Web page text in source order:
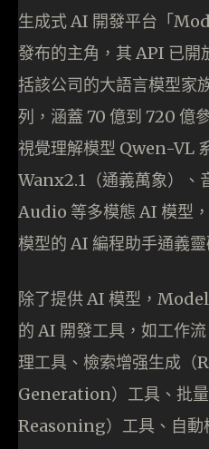
生成式 AI 開發平台「
發布的主角，其 API 已開
括該公司的大語言模型家
列，涵蓋 70 億到 720 億
視覺理解模型 Qwen-VL
Wanx2.1（通義萬象）、
Audio 等多模態 AI 模型
模型的 AI 編程助手通義靈
除了提供 AI 模型，
的 AI 開發工具，如工作
理工具、檢索增强生成
Generation）工具、批
Reasoning）工具、自